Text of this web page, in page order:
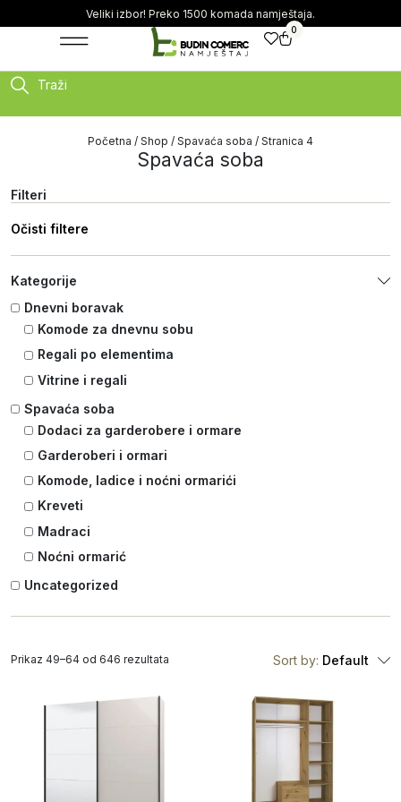
Veliki izbor! Preko 1500 komada namještaja.
0
Traži
Početna / Shop / Spavaća soba / Stranica 4
Spavaća soba
Filteri
Očisti filtere
Kategorije
Dnevni boravak
Komode za dnevnu sobu
Regali po elementima
Vitrine i regali
Spavaća soba
Dodaci za garderobere i ormare
Garderoberi i ormari
Komode, ladice i noćni ormarići
Kreveti
Madraci
Noćni ormarić
Uncategorized
Sort by: Default
Prikaz 49–64 od 646 rezultata